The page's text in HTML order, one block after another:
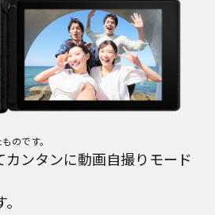
のです。
カンタンに動画自撮りモード